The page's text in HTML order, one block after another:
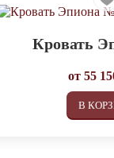
Кровать
от55
В